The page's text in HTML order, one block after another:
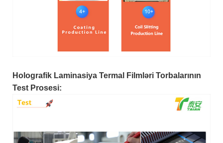
Holografik Laminasiya Termal Filmləri Torbalarının
Test Prosesi: